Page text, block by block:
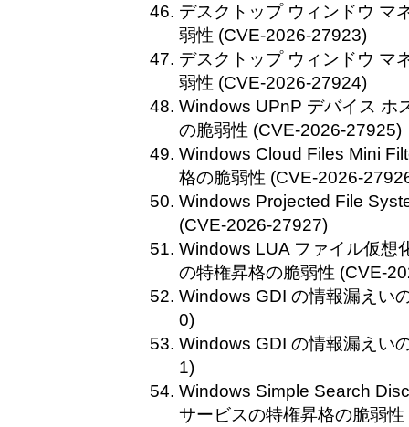
デスクトップ ウィンドウ マ
弱性 (CVE-2026-27923)
デスクトップ ウィンドウ マ
弱性 (CVE-2026-27924)
Windows UPnP デバイス ホ
の脆弱性 (CVE-2026-27925)
Windows Cloud Files Mini
格の脆弱性 (CVE-2026-
Windows Projected File
(CVE-2026-27927)
Windows LUA ファイル仮想
の特権昇格の脆弱性 (CVE-
Windows GDI の情報漏えい
0)
Windows GDI の情報漏えい
1)
Windows Simple Search
サービスの特権昇格の脆弱